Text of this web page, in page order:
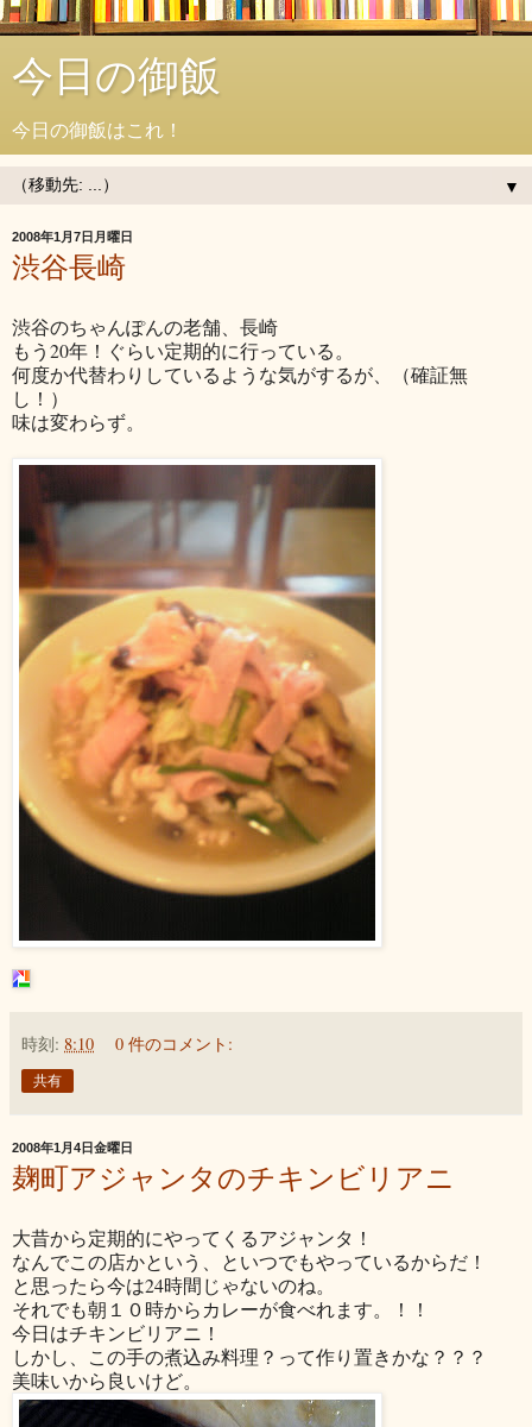
今日の御飯
今日の御飯はこれ！
▼
2008年1月7日月曜日
渋谷長崎
渋谷のちゃんぽんの老舗、長崎
もう20年！ぐらい定期的に行っている。
何度か代替わりしているような気がするが、（確証無
し！）
味は変わらず。
時刻: 8:10 0 件のコメント:
共有
2008年1月4日金曜日
麹町アジャンタのチキンビリアニ
大昔から定期的にやってくるアジャンタ！
なんでこの店かという、といつでもやっているからだ！
と思ったら今は24時間じゃないのね。
それでも朝１０時からカレーが食べれます。！！
今日はチキンビリアニ！
しかし、この手の煮込み料理？って作り置きかな？？？
美味いから良いけど。